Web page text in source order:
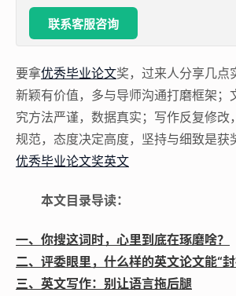
联系客服咨询
要拿优秀毕业论文奖，过来人分享几点
新颖有价值，多与导师沟通打磨框架；
究方法严谨，数据真实；写作反复修改
规范，态度决定高度，坚持与细致是获
优秀毕业论文奖英文
本文目录导读：
一、你搜这词时，心里到底在琢磨啥？
二、评委眼里，什么样的英文论文能“封
三、英文写作：别让语言拖后腿